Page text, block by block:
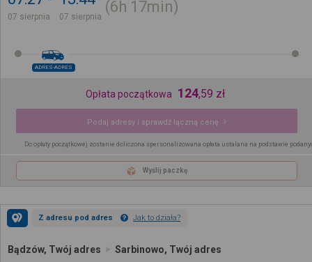
07 sierpnia 07 sierpnia
6h 17min
ADRES-ADRES
Opłata początkowa 124,59 zł
Podaj adresy i sprawdź łączną cenę
Do opłaty początkowej zostanie doliczona spersonalizowana opłata ustalana na podstawie
Wyślij paczkę
Z adresu pod adres Jak to działa?
Bądzów, Twój adres Sarbinowo, Twój adres